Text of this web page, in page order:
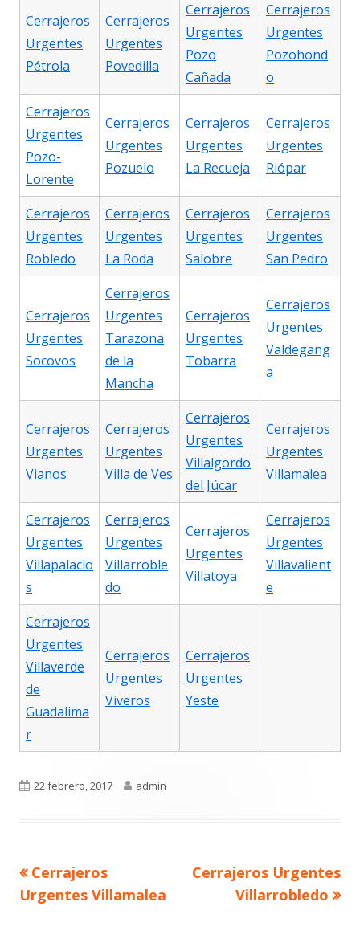
Cerrajeros
Urgentes
Pétrola
Cerrajeros
Urgentes
Povedilla
Cerrajeros
Urgentes
Pozo
Cañada
Cerrajeros
Urgentes
Pozohond
o
Cerrajeros
Urgentes
Pozo-
Lorente
Cerrajeros
Urgentes
Pozuelo
Cerrajeros
Urgentes
La Recueja
Cerrajeros
Urgentes
Riópar
Cerrajeros
Urgentes
Robledo
Cerrajeros
Urgentes
La Roda
Cerrajeros
Urgentes
Salobre
Cerrajeros
Urgentes
San Pedro
Cerrajeros
Urgentes
Socovos
Cerrajeros
Urgentes
Tarazona
de la
Mancha
Cerrajeros
Urgentes
Tobarra
Cerrajeros
Urgentes
Valdegang
a
Cerrajeros
Urgentes
Vianos
Cerrajeros
Urgentes
Villa de Ves
Cerrajeros
Urgentes
Villalgordo
del Júcar
Cerrajeros
Urgentes
Villamalea
Cerrajeros
Urgentes
Villapalacio
s
Cerrajeros
Urgentes
Villarroble
do
Cerrajeros
Urgentes
Villatoya
Cerrajeros
Urgentes
Villavalient
e
Cerrajeros
Urgentes
Villaverde
de
Guadalima
r
Cerrajeros
Urgentes
Viveros
Cerrajeros
Urgentes
Yeste
Publicado
22 febrero, 2017 Autor
admin
Navegación
de
entradas
Artículo
anterior
Cerrajeros
Urgentes Villamalea
Artículo
siguiente
Cerrajeros Urgentes
Villarrobledo